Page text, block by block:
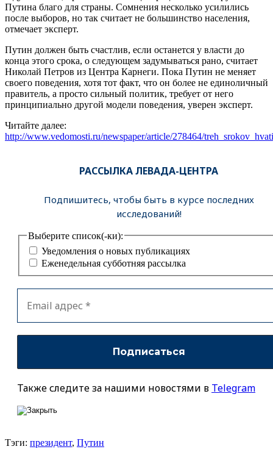
Путина благо для страны. Сомнения несколько усилились
после выборов, но так считает не большинство населения,
отмечает эксперт.
Путин должен быть счастлив, если останется у власти до
конца этого срока, о следующем задумываться рано, считает
Николай Петров из Центра Карнеги. Пока Путин не меняет
своего поведения, хотя тот факт, что он более не единоличный
правитель, а просто сильный политик, требует от него
принципиально другой модели поведения, уверен эксперт.
Читайте далее:
http://www.vedomosti.ru/newspaper/article/278464/
РАССЫЛКА ЛЕВАДА-ЦЕНТРА
Подпишитесь, чтобы быть в курсе последних
исследований!
Выберите список(-ки):
Уведомления о новых публикациях
Еженедельная субботняя рассылка
Также следите за нашими новостями в Telegram
Тэги: президент, Путин